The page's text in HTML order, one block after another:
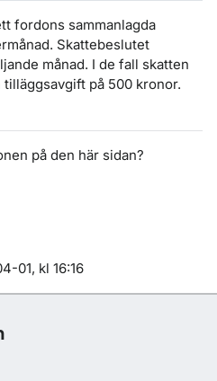
fordons sammanlagda
Skattebeslutet
månad. I de fall skatten
på 500 kronor.
på den här sidan?
01, kl 16:16